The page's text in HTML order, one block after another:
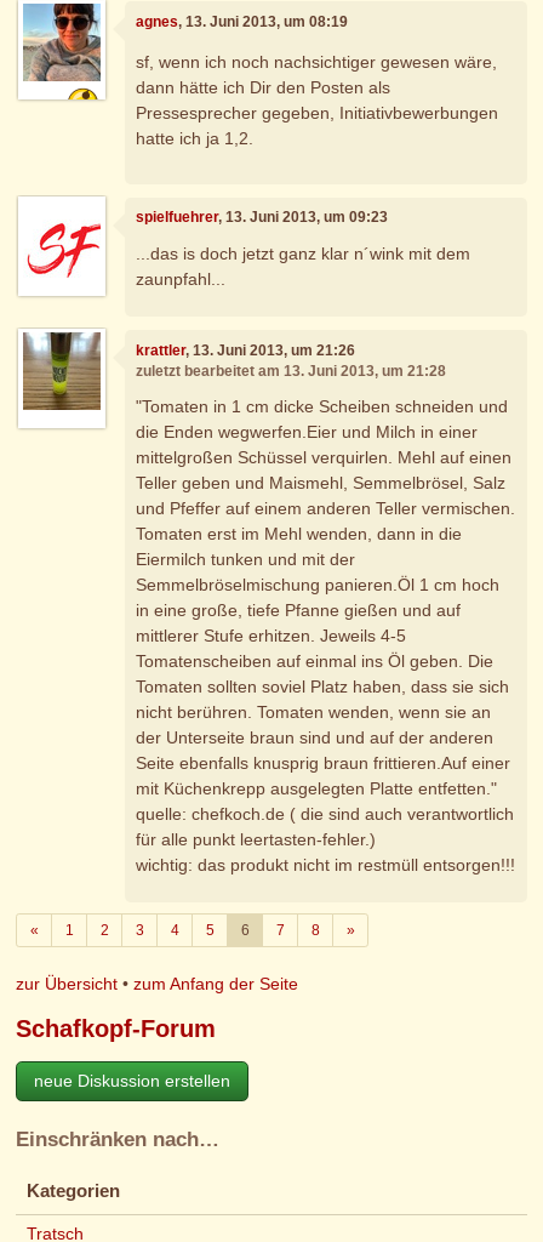
agnes, 13. Juni 2013, um 08:19
sf, wenn ich noch nachsichtiger gewesen wäre,
dann hätte ich Dir den Posten als
Pressesprecher gegeben, Initiativbewerbungen
hatte ich ja 1,2.
spielfuehrer, 13. Juni 2013, um 09:23
...das is doch jetzt ganz klar n´wink mit dem
zaunpfahl...
krattler, 13. Juni 2013, um 21:26
zuletzt bearbeitet am 13. Juni 2013, um 21:28
"Tomaten in 1 cm dicke Scheiben schneiden und
die Enden wegwerfen.Eier und Milch in einer
mittelgroßen Schüssel verquirlen. Mehl auf einen
Teller geben und Maismehl, Semmelbrösel, Salz
und Pfeffer auf einem anderen Teller vermischen.
Tomaten erst im Mehl wenden, dann in die
Eiermilch tunken und mit der
Semmelbröselmischung panieren.Öl 1 cm hoch
in eine große, tiefe Pfanne gießen und auf
mittlerer Stufe erhitzen. Jeweils 4-5
Tomatenscheiben auf einmal ins Öl geben. Die
Tomaten sollten soviel Platz haben, dass sie sich
nicht berühren. Tomaten wenden, wenn sie an
der Unterseite braun sind und auf der anderen
Seite ebenfalls knusprig braun frittieren.Auf einer
mit Küchenkrepp ausgelegten Platte entfetten."
quelle: chefkoch.de ( die sind auch verantwortlich
für alle punkt leertasten-fehler.)
wichtig: das produkt nicht im restmüll entsorgen!!!
«Zurück
1 2 3 4 5 6 7 8 »Weiter
zur Übersicht •zum Anfang der Seite
Schafkopf-Forum
neue Diskussion erstellen
Einschränken nach…
Kategorien
Tratsch